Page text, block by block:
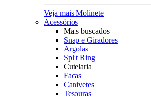
Veja mais Molinete
Acessórios
Mais buscados
Snap e Giradores
Argolas
Split Ring
Cutelaria
Facas
Canivetes
Tesouras